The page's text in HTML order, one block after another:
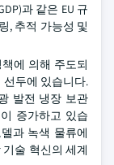
과 같은 EU 규
, 추적 가능성 및
에 의해 주도되
두에 있습니다.
발전 냉장 보관
증가하고 있습
과 녹색 물류에
술 혁신의 세계